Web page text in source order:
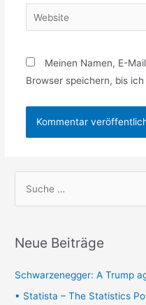
Website
Meinen Namen, E-
Browser speichern, bis
h
n
n
Neue Beiträge
Schwarzenegger: A Trump
• Statista – The Statistics